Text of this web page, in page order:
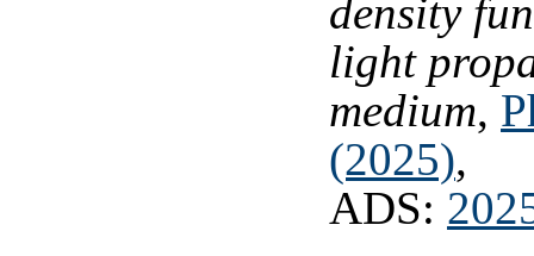
density
light
medium,
(2025),
ADS: